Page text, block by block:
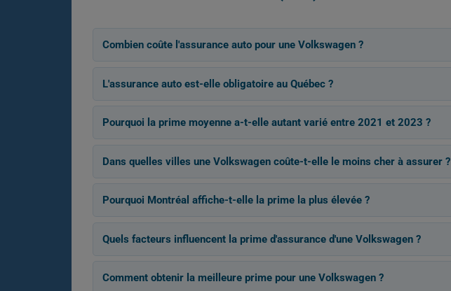
Combien coûte l'assurance auto pour une Volkswagen ?
L'assurance auto est-elle obligatoire au Québec ?
Pourquoi la prime moyenne a-t-elle autant varié entre 2021 et 2023 ?
Dans quelles villes une Volkswagen coûte-t-elle le moins cher à assurer ?
Pourquoi Montréal affiche-t-elle la prime la plus élevée ?
Quels facteurs influencent la prime d'assurance d'une Volkswagen ?
Comment obtenir la meilleure prime pour une Volkswagen ?